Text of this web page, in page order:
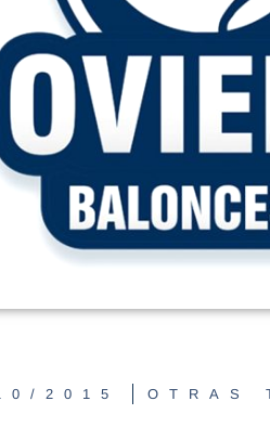
2015 OTRAS